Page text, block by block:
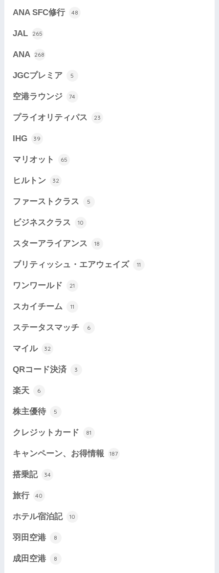
ANA SFC修行 48
JAL 265
ANA 268
JGCプレミア 5
空港ラウンジ 74
プライオリティパス 23
IHG 39
マリオット 65
ヒルトン 32
ファーストクラス 5
ビジネスクラス 10
スターアライアンス 18
ブリティッシュ・エアウェイズ 11
ワンワールド 21
スカイチーム 11
ステータスマッチ 6
マイル 32
QRコード決済 3
楽天 6
株主優待 5
クレジットカード 81
キャンペーン、お得情報 187
搭乗記 34
旅行 40
ホテル宿泊記 10
羽田空港 8
成田空港 8